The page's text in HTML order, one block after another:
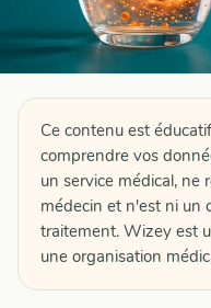
Ce contenu est
comprendre vos
un service médical, ne
médecin et n'est ni un
traitement. Wizey est
une organisation